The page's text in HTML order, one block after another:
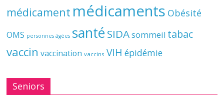
médicament médicaments Obésité
OMS personnes âgées santé SIDAsommeil tabac
vaccin vaccination vaccins VIH épidémie
Seniors